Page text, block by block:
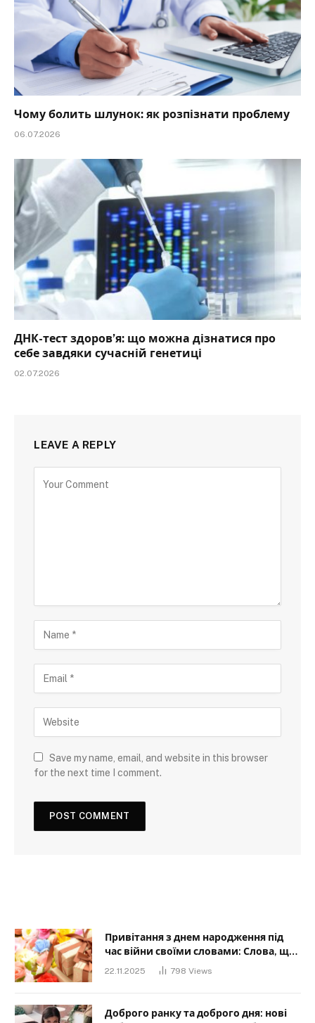
Чому болить шлунок: як розпізнати проблему
06.07.2026
ДНК-тест здоров’я: що можна дізнатися про
себе завдяки сучасній генетиці
02.07.2026
LEAVE A REPLY
Save my name, email, and website in this browser
for the next time I comment.
Привітання з днем народження під
час війни своїми словами: Слова, що
дарують надію та силу
22.11.2025 798 Views
Доброго ранку та доброго дня: нові